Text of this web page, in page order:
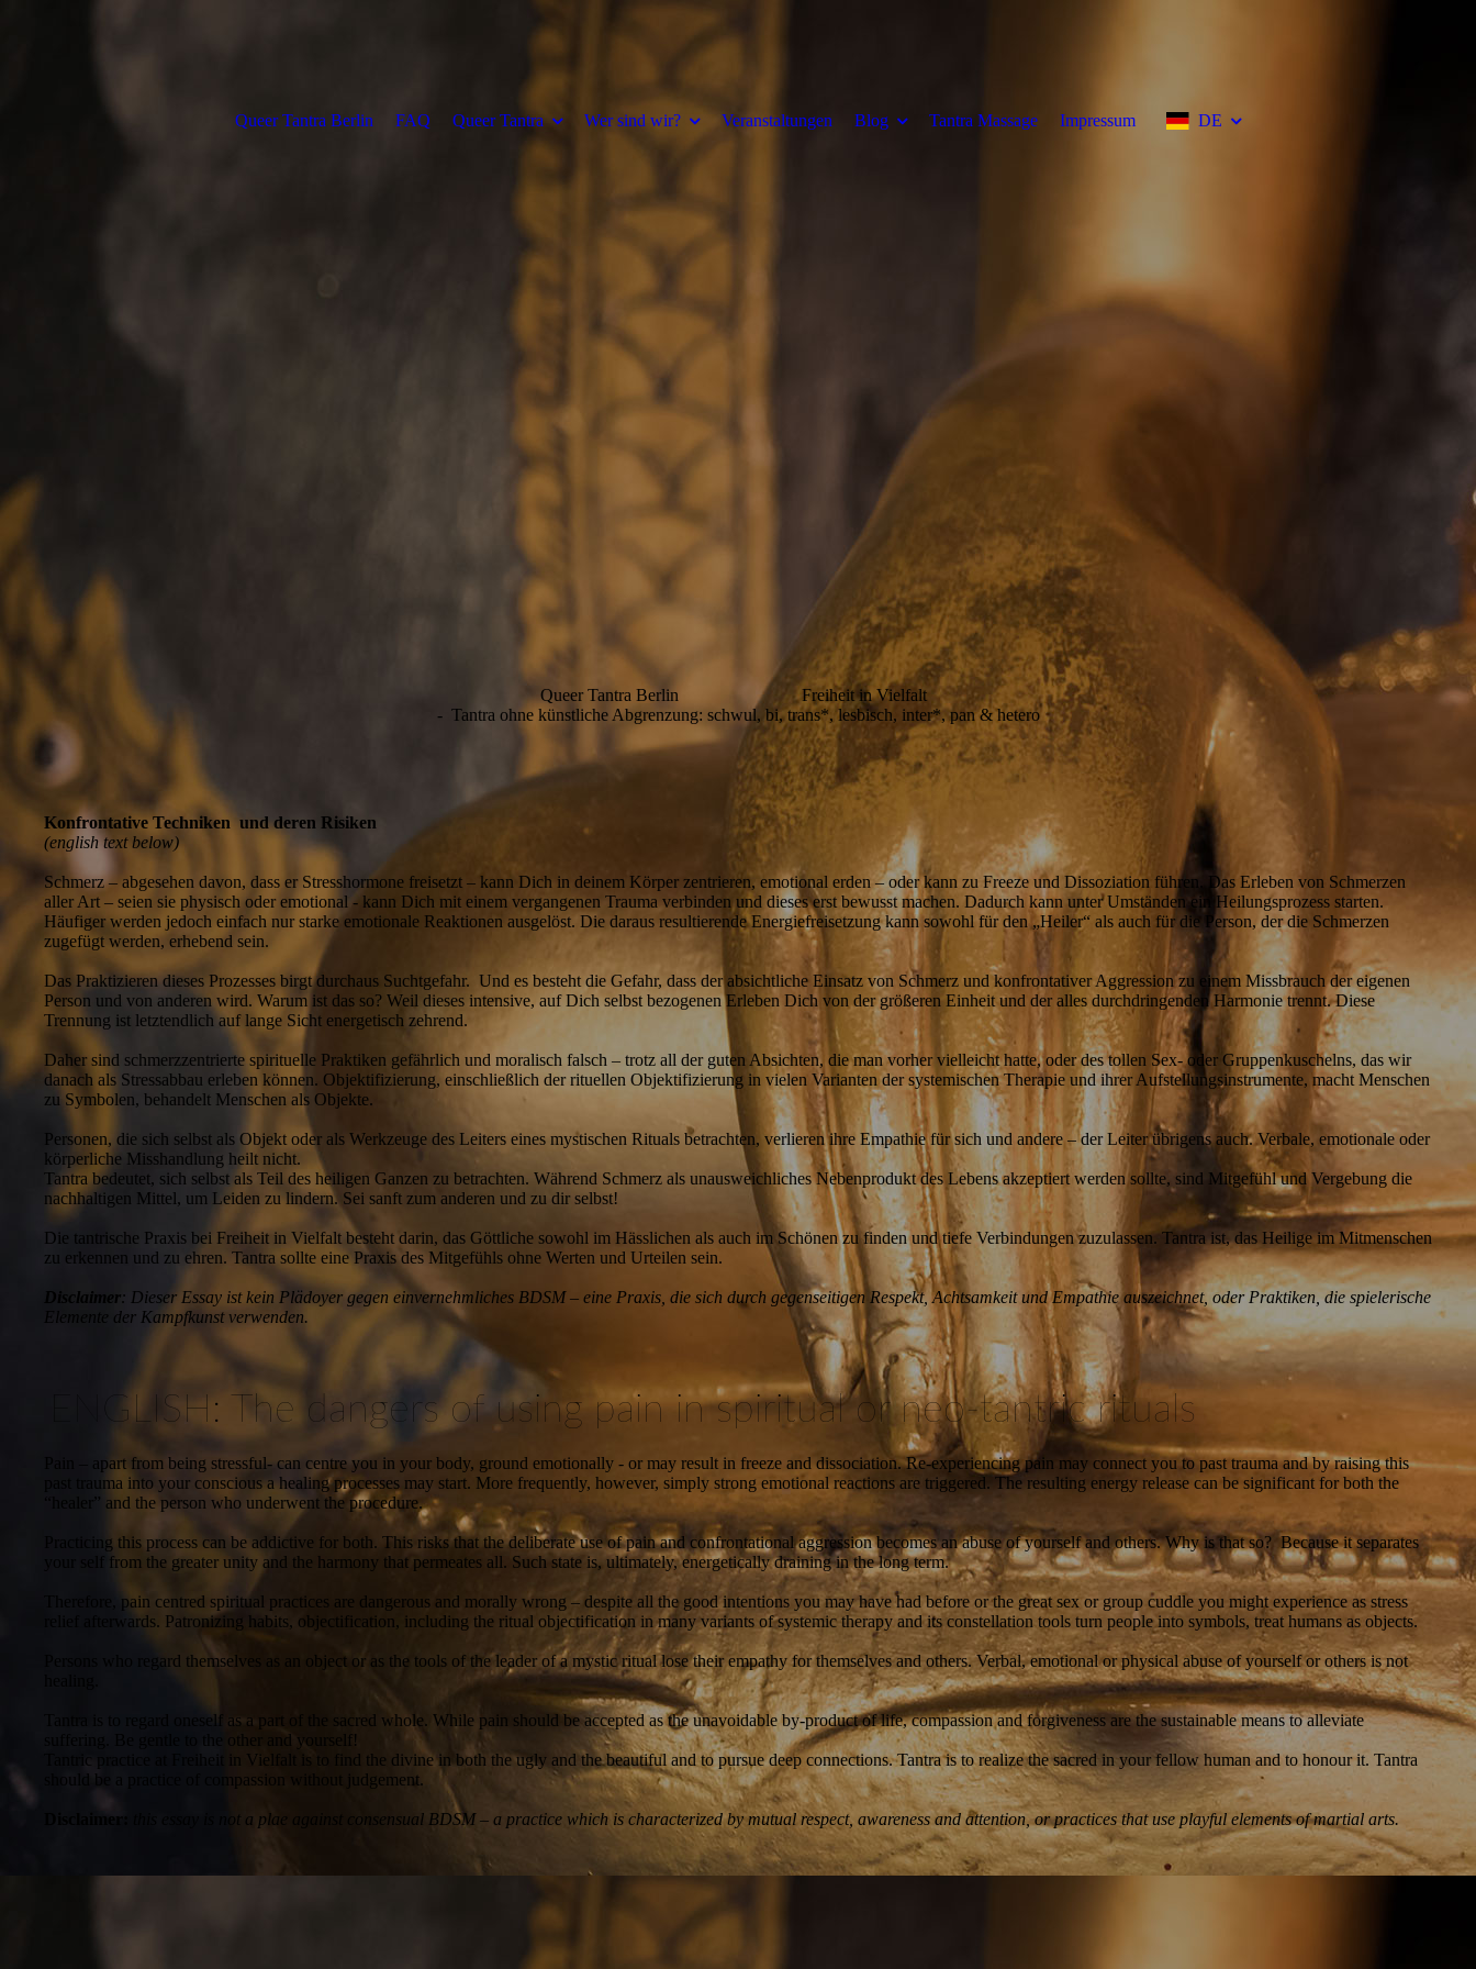
Queer Tantra Berlin FAQ Queer Tantra Wer sind wir? Veranstaltungen Blog Tantra Massage Impressum DE
Queer Tantra Berlin Freiheit in Vielfalt
- Tantra ohne künstliche Abgrenzung: schwul, bi, trans*, lesbisch, inter*, pan & hetero
Konfrontative Techniken und deren Risiken
(english text below)
Schmerz – abgesehen davon, dass er Stresshormone freisetzt – kann Dich in deinem Körper zentrieren, emotional erden – oder kann zu Freeze und Dissoziation führen. Das Erleben von Schmerzen
aller Art – seien sie physisch oder emotional - kann Dich mit einem vergangenen Trauma verbinden und dieses erst bewusst machen. Dadurch kann unter Umständen ein Heilungsprozess starten.
Häufiger werden jedoch einfach nur starke emotionale Reaktionen ausgelöst. Die daraus resultierende Energiefreisetzung kann sowohl für den „Heiler“ als auch für die Person, der die Schmerzen
zugefügt werden, erhebend sein.
Das Praktizieren dieses Prozesses birgt durchaus Suchtgefahr. Und es besteht die Gefahr, dass der absichtliche Einsatz von Schmerz und konfrontativer Aggression zu einem Missbrauch der eigenen
Person und von anderen wird. Warum ist das so? Weil dieses intensive, auf Dich selbst bezogenen Erleben Dich von der größeren Einheit und der alles durchdringenden Harmonie trennt. Diese
Trennung ist letztendlich auf lange Sicht energetisch zehrend.
Daher sind schmerzzentrierte spirituelle Praktiken gefährlich und moralisch falsch – trotz all der guten Absichten, die man vorher vielleicht hatte, oder des tollen Sex- oder Gruppenkuschelns, das wir
danach als Stressabbau erleben können. Objektifizierung, einschließlich der rituellen Objektifizierung in vielen Varianten der systemischen Therapie und ihrer Aufstellungsinstrumente, macht Menschen
zu Symbolen, behandelt Menschen als Objekte.
Personen, die sich selbst als Objekt oder als Werkzeuge des Leiters eines mystischen Rituals betrachten, verlieren ihre Empathie für sich und andere – der Leiter übrigens auch. Verbale, emotionale oder
körperliche Misshandlung heilt nicht.
Tantra bedeutet, sich selbst als Teil des heiligen Ganzen zu betrachten. Während Schmerz als unausweichliches Nebenprodukt des Lebens akzeptiert werden sollte, sind Mitgefühl und Vergebung die
nachhaltigen Mittel, um Leiden zu lindern. Sei sanft zum anderen und zu dir selbst!
Die tantrische Praxis bei Freiheit in Vielfalt besteht darin, das Göttliche sowohl im Hässlichen als auch im Schönen zu finden und tiefe Verbindungen zuzulassen. Tantra ist, das Heilige im Mitmenschen
zu erkennen und zu ehren. Tantra sollte eine Praxis des Mitgefühls ohne Werten und Urteilen sein.
Disclaimer: Dieser Essay ist kein Plädoyer gegen einvernehmliches BDSM – eine Praxis, die sich durch gegenseitigen Respekt, Achtsamkeit und Empathie auszeichnet, oder Praktiken, die spielerische
Elemente der Kampfkunst verwenden.
ENGLISH: The dangers of using pain in spiritual or neo-tantric rituals
Pain – apart from being stressful- can centre you in your body, ground emotionally - or may result in freeze and dissociation. Re-experiencing pain may connect you to past trauma and by raising this
past trauma into your conscious a healing processes may start. More frequently, however, simply strong emotional reactions are triggered. The resulting energy release can be significant for both the
“healer” and the person who underwent the procedure.
Practicing this process can be addictive for both. This risks that the deliberate use of pain and confrontational aggression becomes an abuse of yourself and others. Why is that so? Because it separates
your self from the greater unity and the harmony that permeates all. Such state is, ultimately, energetically draining in the long term.
Therefore, pain centred spiritual practices are dangerous and morally wrong – despite all the good intentions you may have had before or the great sex or group cuddle you might experience as stress
relief afterwards. Patronizing habits, objectification, including the ritual objectification in many variants of systemic therapy and its constellation tools turn people into symbols, treat humans as objects.
Persons who regard themselves as an object or as the tools of the leader of a mystic ritual lose their empathy for themselves and others. Verbal, emotional or physical abuse of yourself or others is not
Tantra is to regard oneself as a part of the sacred whole. While pain should be accepted as the unavoidable by-product of life, compassion and forgiveness are the sustainable means to alleviate
suffering. Be gentle to the other and yourself!
Tantric practice at Freiheit in Vielfalt is to find the divine in both the ugly and the beautiful and to pursue deep connections. Tantra is to realize the sacred in your fellow human and to honour it. Tantra
should be a practice of compassion without judgement.
Disclaimer: this essay is not a plae against consensual BDSM – a practice which is characterized by mutual respect, awareness and attention, or practices that use playful elements of martial arts.